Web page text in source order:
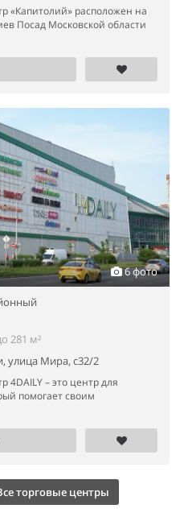
«Капитолий» расположен на
Посад Московской области
6 фото
281 м²
улица Мира, с32/2
4DAILY – это центр для
помогает своим
торговые центры